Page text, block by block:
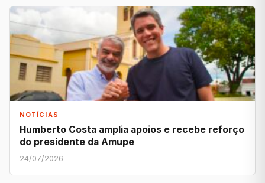
NOTÍCIAS
Humberto Costa amplia apoios e recebe reforço
do presidente da Amupe
24/07/2026